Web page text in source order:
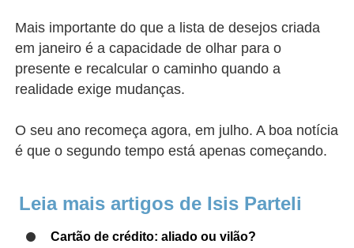
Mais importante do que a lista de desejos criada
em janeiro é a capacidade de olhar para o
presente e recalcular o caminho quando a
realidade exige mudanças.
O seu ano recomeça agora, em julho. A boa notícia
é que o segundo tempo está apenas começando.
Leia mais artigos de Isis Parteli
Cartão de crédito: aliado ou vilão?